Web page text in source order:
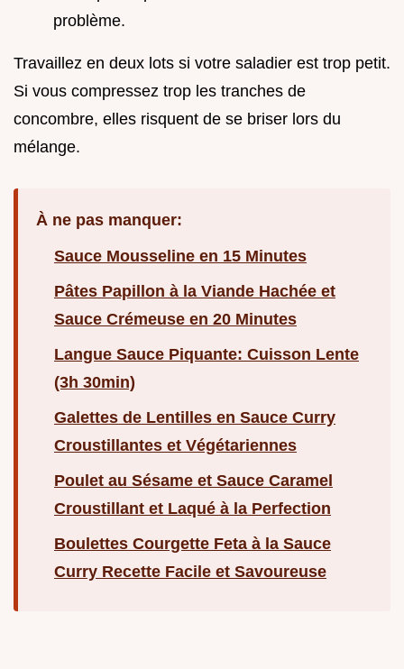
problème.
Travaillez en deux lots si votre saladier est trop petit.
Si vous compressez trop les tranches de
concombre, elles risquent de se briser lors du
mélange.
À ne pas manquer:
Sauce Mousseline en 15 Minutes
Pâtes Papillon à la Viande Hachée et
Sauce Crémeuse en 20 Minutes
Langue Sauce Piquante: Cuisson Lente
(3h 30min)
Galettes de Lentilles en Sauce Curry
Croustillantes et Végétariennes
Poulet au Sésame et Sauce Caramel
Croustillant et Laqué à la Perfection
Boulettes Courgette Feta à la Sauce
Curry Recette Facile et Savoureuse